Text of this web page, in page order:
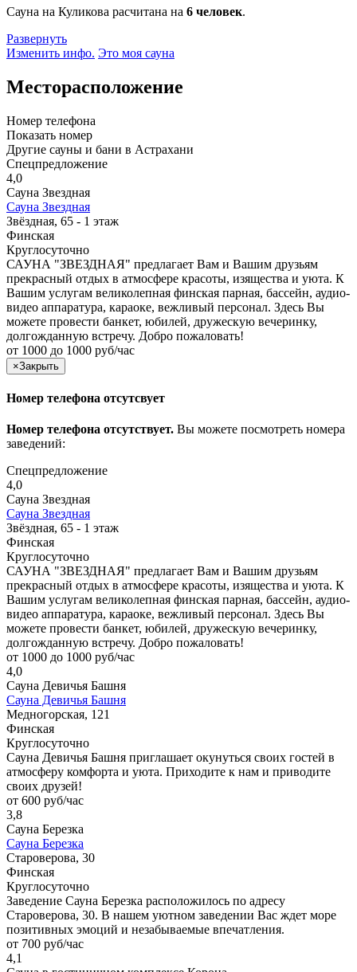
Сауна на Куликова расчитана на 6 человек.
Развернуть
Изменить инфо. Это моя сауна
Месторасположение
Номер телефона
Показать номер
Другие сауны и бани в Астрахани
Спецпредложение
4,0
Сауна Звездная
Сауна Звездная
Звёздная, 65 - 1 этаж
Финская
Круглосуточно
САУНА "ЗВЕЗДНАЯ" предлагает Вам и Вашим друзьям
прекрасный отдых в атмосфере красоты, изящества и уюта. К
Вашим услугам великолепная финская парная, бассейн, аудио-
видео аппаратура, караоке, вежливый персонал. Здесь Вы
можете провести банкет, юбилей, дружескую вечеринку,
долгожданную встречу. Добро пожаловать!
от 1000 до 1000 руб/час
×Закрыть
Номер телефона отсутсвует
Номер телефона отсутствует. Вы можете посмотреть номера
заведений:
Спецпредложение
4,0
Сауна Звездная
Сауна Звездная
Звёздная, 65 - 1 этаж
Финская
Круглосуточно
САУНА "ЗВЕЗДНАЯ" предлагает Вам и Вашим друзьям
прекрасный отдых в атмосфере красоты, изящества и уюта. К
Вашим услугам великолепная финская парная, бассейн, аудио-
видео аппаратура, караоке, вежливый персонал. Здесь Вы
можете провести банкет, юбилей, дружескую вечеринку,
долгожданную встречу. Добро пожаловать!
от 1000 до 1000 руб/час
4,0
Сауна Девичья Башня
Сауна Девичья Башня
Медногорская, 121
Финская
Круглосуточно
Сауна Девичья Башня приглашает окунуться своих гостей в
атмосферу комфорта и уюта. Приходите к нам и приводите
своих друзей!
от 600 руб/час
3,8
Сауна Березка
Сауна Березка
Староверова, 30
Финская
Круглосуточно
Заведение Сауна Березка расположилось по адресу
Староверова, 30. В нашем уютном заведении Вас ждет море
позитивных эмоций и незабываемые впечатления.
от 700 руб/час
4,1